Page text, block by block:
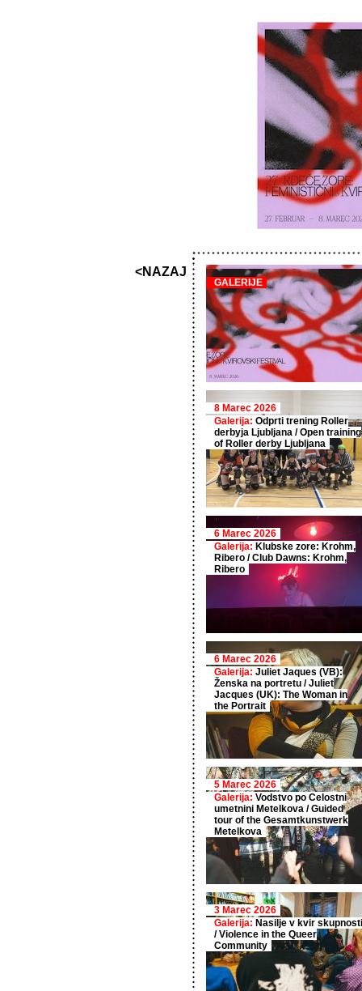
<NAZAJ
GALERIJE
8 Marec 2026
Galerija: Odprti trening Roller
derbyja Ljubljana / Open training
of Roller derby Ljubljana
6 Marec 2026
Galerija: Klubske zore: Krohm,
Ribero / Club Dawns: Krohm,
Ribero
6 Marec 2026
Galerija: Juliet Jaques (VB):
Ženska na portretu / Juliet
Jacques (UK): The Woman in
the Portrait
5 Marec 2026
Galerija: Vodstvo po Celostni
umetnini Metelkova / Guided
tour of the Gesamtkunstwerk
Metelkova
3 Marec 2026
Galerija: Nasilje v kvir skupnosti
/ Violence in the Queer
Community